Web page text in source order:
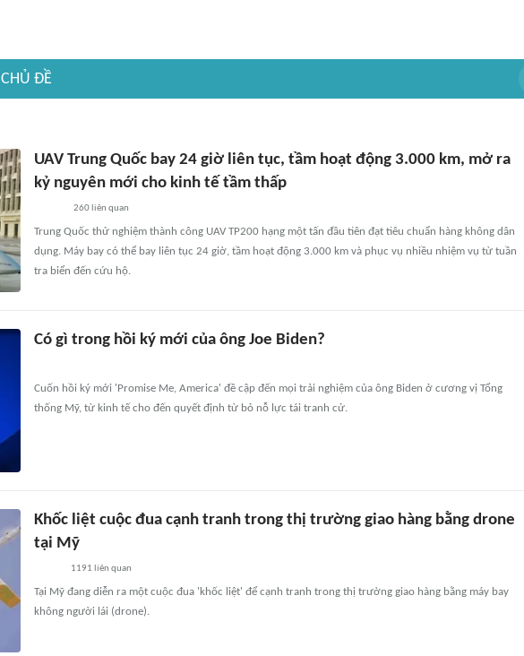
CHỦ ĐỀ
UAV Trung Quốc bay 24 giờ liên tục, tầm hoạt động 3.000 km, mở ra
kỷ nguyên mới cho kinh tế tầm thấp
260 liên quan
Trung Quốc thử nghiệm thành công UAV TP200 hạng một tấn đầu tiên đạt tiêu chuẩn hàng không dân
dụng. Máy bay có thể bay liên tục 24 giờ, tầm hoạt động 3.000 km và phục vụ nhiều nhiệm vụ từ tuần
tra biển đến cứu hộ.
Có gì trong hồi ký mới của ông Joe Biden?
Cuốn hồi ký mới 'Promise Me, America' đề cập đến mọi trải nghiệm của ông Biden ở cương vị Tổng
thống Mỹ, từ kinh tế cho đến quyết định từ bỏ nỗ lực tái tranh cử.
Khốc liệt cuộc đua cạnh tranh trong thị trường giao hàng bằng drone
tại Mỹ
1191 liên quan
Tại Mỹ đang diễn ra một cuộc đua 'khốc liệt' để cạnh tranh trong thị trường giao hàng bằng máy bay
không người lái (drone).